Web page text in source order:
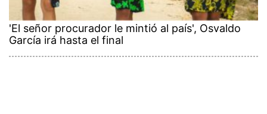
'El señor procurador le mintió al país', Osvaldo
García irá hasta el final